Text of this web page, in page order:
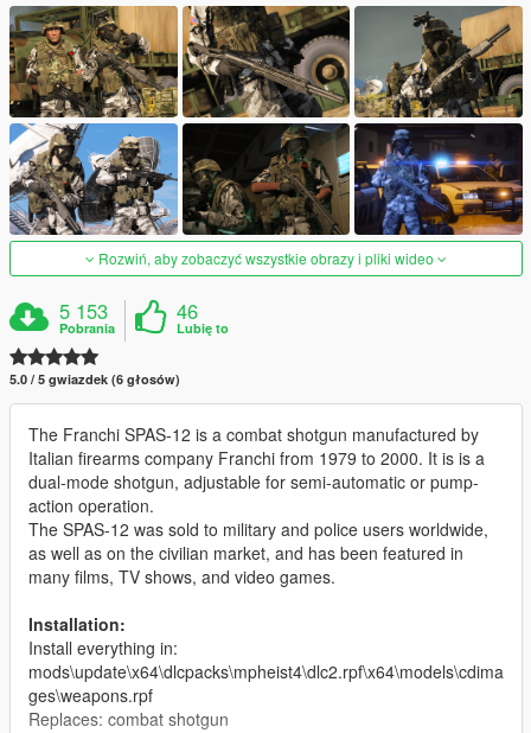
Rozwiń, aby zobaczyć wszystkie obrazy i pliki wideo
5 153
Pobrania
46
Lubię to
5.0 / 5 gwiazdek (6 głosów)
The Franchi SPAS-12 is a combat shotgun manufactured by
Italian firearms company Franchi from 1979 to 2000. It is is a
dual-mode shotgun, adjustable for semi-automatic or pump-
action operation.
The SPAS-12 was sold to military and police users worldwide,
as well as on the civilian market, and has been featured in
many films, TV shows, and video games.
Installation:
Install everything in:
mods\update\x64\dlcpacks\mpheist4\dlc2.rpf\x64\models\cdima
ges\weapons.rpf
Replaces: combat shotgun